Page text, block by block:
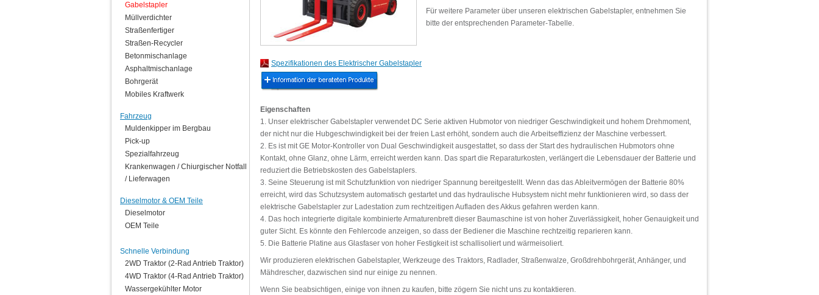
Für weitere Parameter über unseren elektrischen Gabelstapler, entnehmen Sie
bitte der entsprechenden Parameter-Tabelle.
Spezifikationen des Elektrischer Gabelstapler
Eigenschaften
1. Unser elektrischer Gabelstapler verwendet DC Serie aktiven Hubmotor von niedriger Geschwindigkeit und hohem Drehmoment,
der nicht nur die Hubgeschwindigkeit bei der freien Last erhöht, sondern auch die Arbeitseffizienz der Maschine verbessert.
2. Es ist mit GE Motor-Kontroller von Dual Geschwindigkeit ausgestattet, so dass der Start des hydraulischen Hubmotors ohne
Kontakt, ohne Glanz, ohne Lärm, erreicht werden kann. Das spart die Reparaturkosten, verlängert die Lebensdauer der Batterie und
reduziert die Betriebskosten des Gabelstaplers.
3. Seine Steuerung ist mit Schutzfunktion von niedriger Spannung bereitgestellt. Wenn das das Ableitvermögen der Batterie 80%
erreicht, wird das Schutzsystem automatisch gestartet und das hydraulische Hubsystem nicht mehr funktionieren wird, so dass der
elektrische Gabelstapler zur Ladestation zum rechtzeitigen Aufladen des Akkus gefahren werden kann.
4. Das hoch integrierte digitale kombinierte Armaturenbrett dieser Baumaschine ist von hoher Zuverlässigkeit, hoher Genauigkeit und
guter Sicht. Es könnte den Fehlercode anzeigen, so dass der Bediener die Maschine rechtzeitig reparieren kann.
5. Die Batterie Platine aus Glasfaser von hoher Festigkeit ist schallisoliert und wärmeisoliert.
Wir produzieren elektrischen Gabelstapler, Werkzeuge des Traktors, Radlader, Straßenwalze, Großdrehbohrgerät, Anhänger, und
Mähdrescher, dazwischen sind nur einige zu nennen.
Wenn Sie beabsichtigen, einige von ihnen zu kaufen, bitte zögern Sie nicht uns zu kontaktieren.
Gabelstapler
Müllverdichter
Straßenfertiger
Straßen-Recycler
Betonmischanlage
Asphaltmischanlage
Bohrgerät
Mobiles Kraftwerk
Fahrzeug
Muldenkipper im Bergbau
Pick-up
Spezialfahrzeug
Krankenwagen / Chiurgischer Notfall
/ Lieferwagen
Dieselmotor & OEM Teile
Dieselmotor
OEM Teile
Schnelle Verbindung
2WD Traktor (2-Rad Antrieb Traktor)
4WD Traktor (4-Rad Antrieb Traktor)
Wassergekühlter Motor